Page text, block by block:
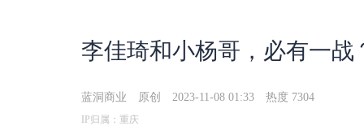
李佳琦和小杨哥，必有一战
蓝洞商业 原创 2023-11-08 01:33 热度 7304
IP归属：重庆